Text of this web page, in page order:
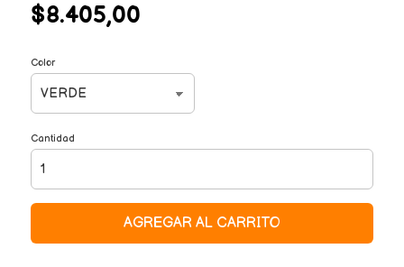
$8.405,00
Color
Cantidad
AGREGAR AL CARRITO